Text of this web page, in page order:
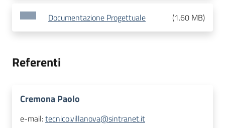
Documentazione Progettuale (1.60 MB)
Referenti
Cremona Paolo
e-mail:tecnico.villanova@sintranet.it